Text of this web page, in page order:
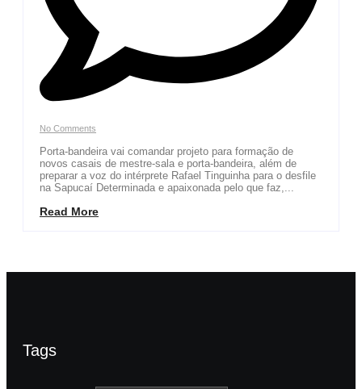
No Comments
Porta-bandeira vai comandar projeto para formação de
novos casais de mestre-sala e porta-bandeira, além de
preparar a voz do intérprete Rafael Tinguinha para o desfile
na Sapucaí Determinada e apaixonada pelo que faz,...
Read More
Tags